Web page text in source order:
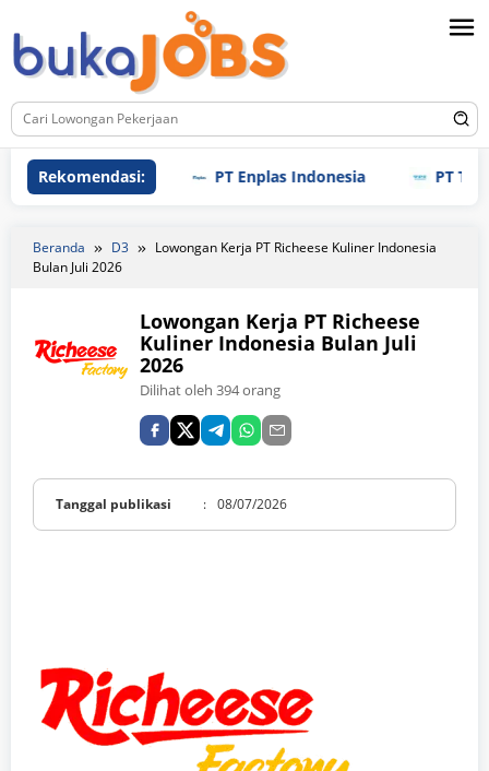
ke
konten
Rekomendasi: PT Enplas Indonesia PT TPI
Beranda D3
Lowongan Kerja PT Richeese Kuliner Indonesia
Bulan Juli 2026
Lowongan Kerja PT Richeese
Kuliner Indonesia Bulan Juli
2026
Dilihat oleh 394 orang
Tanggal publikasi : 08/07/2026